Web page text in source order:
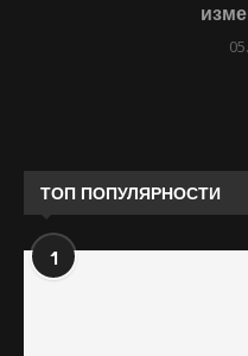
ТОП ПОПУЛЯРНОСТИ
1